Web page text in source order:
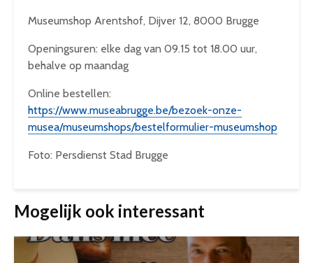
Museumshop Arentshof, Dijver 12, 8000 Brugge
Openingsuren: elke dag van 09.15 tot 18.00 uur,
behalve op maandag
Online bestellen:
https://www.museabrugge.be/bezoek-onze-
musea/museumshops/bestelformulier-museumshop
Foto: Persdienst Stad Brugge
Mogelijk ook interessant